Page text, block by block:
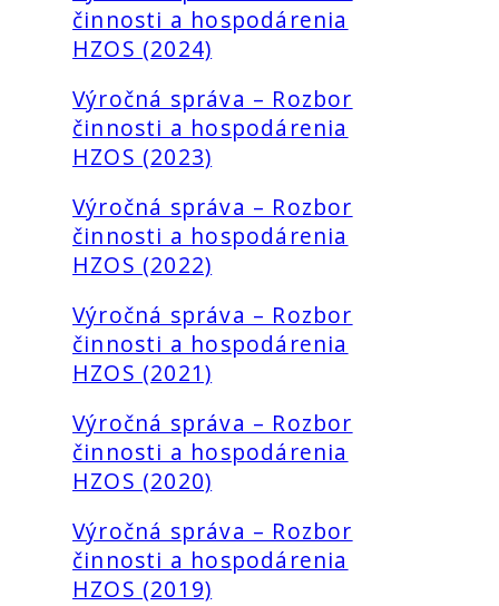
činnosti a hospodárenia
HZOS (2024)
Výročná správa – Rozbor
činnosti a hospodárenia
HZOS (2023)
Výročná správa – Rozbor
činnosti a hospodárenia
HZOS (2022)
Výročná správa – Rozbor
činnosti a hospodárenia
HZOS (2021)
Výročná správa – Rozbor
činnosti a hospodárenia
HZOS (2020)
Výročná správa – Rozbor
činnosti a hospodárenia
HZOS (2019)